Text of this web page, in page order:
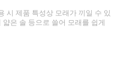
시 제품 특성상 모래가 끼일 수 있
은 솔 등으로 쓸어 모래를 쉽게